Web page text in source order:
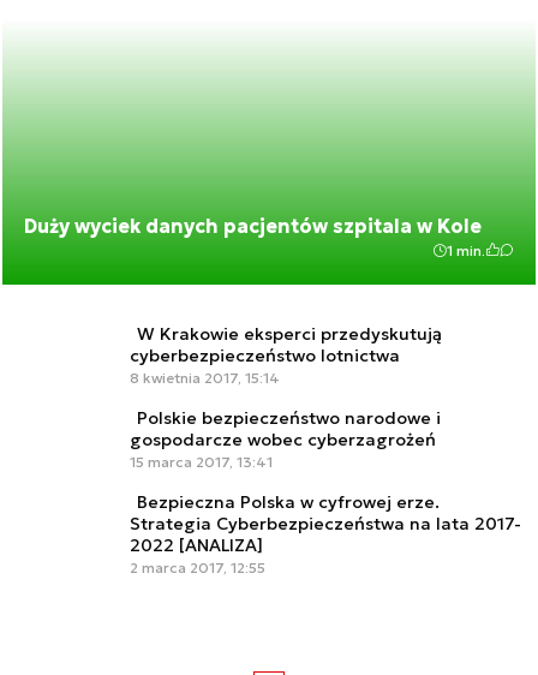
Duży wyciek danych pacjentów szpitala w Kole
1 min.
W Krakowie eksperci przedyskutują
cyberbezpieczeństwo lotnictwa
8 kwietnia 2017, 15:14
Polskie bezpieczeństwo narodowe i
gospodarcze wobec cyberzagrożeń
15 marca 2017, 13:41
Bezpieczna Polska w cyfrowej erze.
Strategia Cyberbezpieczeństwa na lata 2017-
2022 [ANALIZA]
2 marca 2017, 12:55